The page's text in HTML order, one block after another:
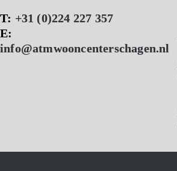
T: +31 (0)224 227 357
E:
info@atmwooncenterschagen.nl